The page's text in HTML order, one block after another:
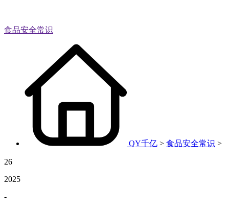
食品安全常识
QY千亿 > 食品安全常识 >
26
2025
-